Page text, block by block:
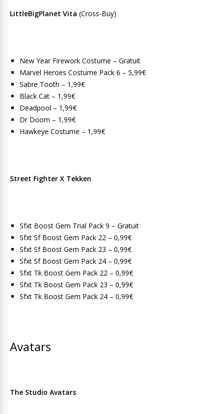
LittleBigPlanet Vita (Cross-Buy)
New Year Firework Costume – Gratuit
Marvel Heroes Costume Pack 6 – 5,99€
Sabre Tooth – 1,99€
Black Cat – 1,99€
Deadpool – 1,99€
Dr Doom – 1,99€
Hawkeye Costume – 1,99€
Street Fighter X Tekken
Sfxt Boost Gem Trial Pack 9 – Gratuit
Sfxt Sf Boost Gem Pack 22 – 0,99€
Sfxt Sf Boost Gem Pack 23 – 0,99€
Sfxt Sf Boost Gem Pack 24 – 0,99€
Sfxt Tk Boost Gem Pack 22 – 0,99€
Sfxt Tk Boost Gem Pack 23 – 0,99€
Sfxt Tk Boost Gem Pack 24 – 0,99€
Avatars
The Studio Avatars